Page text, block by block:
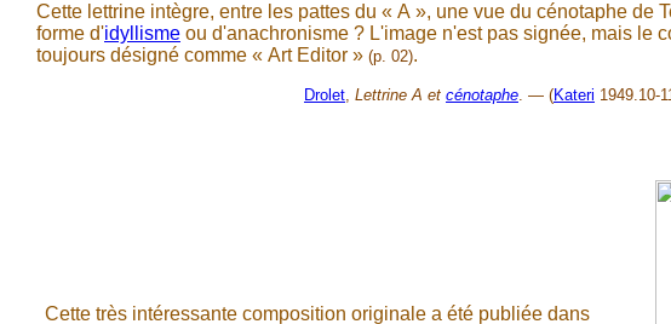
Cette lettrine intègre, entre les pattes du « A », une vue du cénotaphe de
forme d'idyllisme ou d'anachronisme ? L'image n'est pas signée, mais le
toujours désigné comme « Art Editor » (p. 02).
Drolet, Lettrine A et cénotaphe. — (Kateri 1949.10-
Cette très intéressante composition originale a été publiée dans